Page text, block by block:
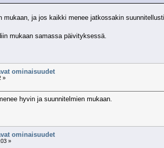
mukaan, ja jos kaikki menee jatkossakin
mukaan samassa päivityksessä.
ominaisuudet
»
hyvin ja suunnitelmien mukaan.
ominaisuudet
»